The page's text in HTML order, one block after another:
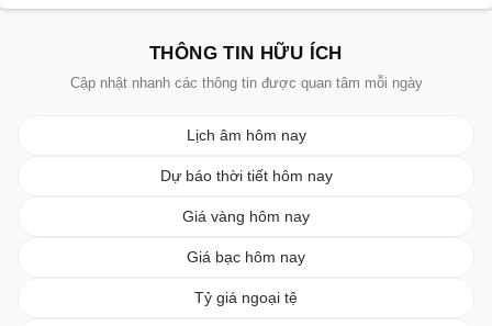
THÔNG TIN HỮU ÍCH
Cập nhật nhanh các thông tin được quan tâm mỗi ngày
Lịch âm hôm nay
Dự báo thời tiết hôm nay
Giá vàng hôm nay
Giá bạc hôm nay
Tỷ giá ngoại tệ